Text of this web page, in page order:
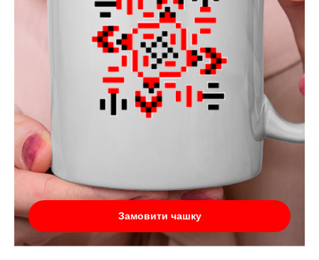
Замовити чашку